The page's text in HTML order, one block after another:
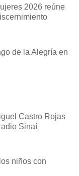
2026 reúne
de la Alegría en
Castro Rojas
Sinaí
niños con